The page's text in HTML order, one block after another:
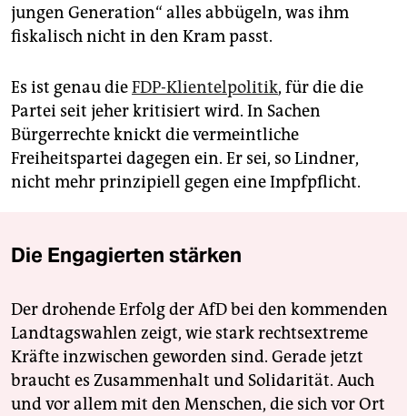
jungen Generation“ alles abbügeln, was ihm
fiskalisch nicht in den Kram passt.
Es ist genau dieFDP-Klientelpolitik, für die die
Partei seit jeher kritisiert wird. In Sachen
Bürgerrechte knickt die vermeintliche
Freiheitspartei dagegen ein. Er sei, so Lindner,
nicht mehr prinzipiell gegen eine Impfpflicht.
Die Engagierten stärken
Der drohende Erfolg der AfD bei den kommenden
Landtagswahlen zeigt, wie stark rechtsextreme
Kräfte inzwischen geworden sind. Gerade jetzt
braucht es Zusammenhalt und Solidarität. Auch
und vor allem mit den Menschen, die sich vor Ort